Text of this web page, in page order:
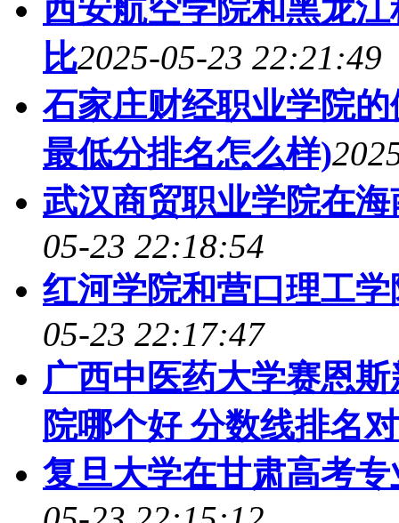
西安航空学院和黑龙
比2025-05-23 22:21:49
石家庄财经职业学院
最低分排名怎么样)
武汉商贸职业学院在
05-23 22:18:54
红河学院和营口理工
05-23 22:17:47
广西中医药大学赛恩
院哪个好 分数线排名
复旦大学在甘肃高考